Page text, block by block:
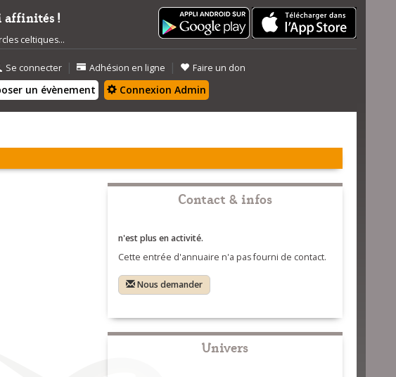
affinités !
celtiques...
Se connecter | Adhésion en ligne | Faire un don
un évènement Connexion Admin
Contact & infos
n'est plus en activité.
Cette entrée d'annuaire n'a pas fourni de contact.
Nous demander
Univers